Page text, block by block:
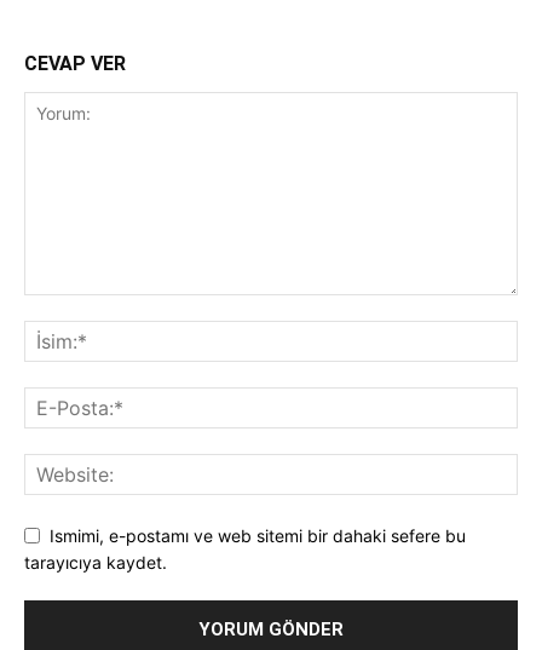
CEVAP VER
Ismimi, e-postamı ve web sitemi bir dahaki sefere bu
tarayıcıya kaydet.